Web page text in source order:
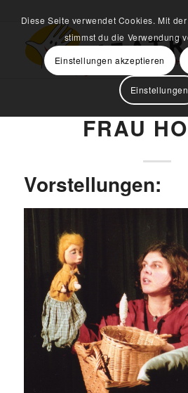
FRAU
Vorstellungen:
Diese Seite verwendet Cookies. Mit
stimmst du die Verwendung
Einstellungen akzeptieren
Einstellungen